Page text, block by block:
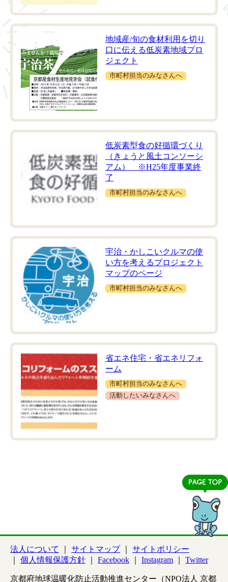
地域産/旬の食材利用を切り
口に伝える低炭素地域プロ
ジェクト
市町村担当のみなさんへ
低炭素型食の好循環づくり
（きょうと風土コンソーシ
アム） ※H25年度事業終
了
市町村担当のみなさんへ
宇治・かしこいクルマの使
い方を考えるプロジェクト
マップのページ
市町村担当のみなさんへ
省エネ住宅・省エネリフォ
ーム
市町村担当のみなさんへ
活動したいみなさんへ
法人について サイトマップ
サイトポリシー
個人情報保護方針
Facebook Instagram Twitter
京都府地球温暖化防止活動推進センター（NPO法人 京都